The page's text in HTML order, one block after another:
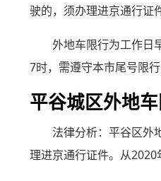
驶的，须办理进京通行证
外地车限行为工作日
7时，需遵守本市尾号限
平谷城区外地
法律分析：平谷区外
理进京通行证件。从2020